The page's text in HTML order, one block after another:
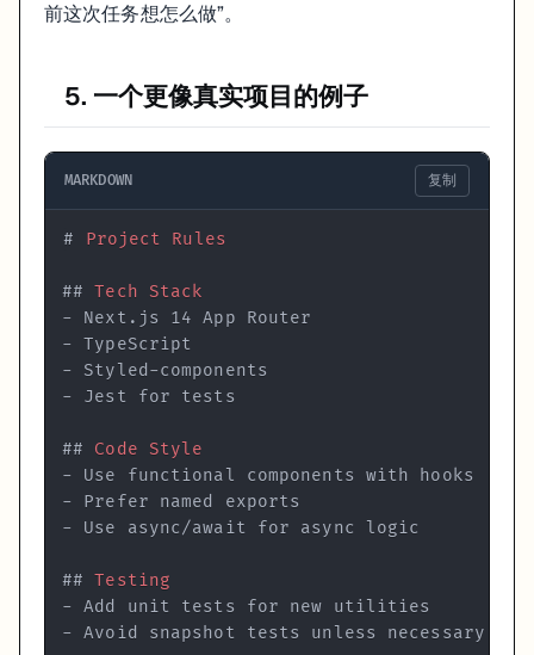
前这次任务想怎么做”。
5. 一个更像真实项目的例子
MARKDOWN 复制
# Project Rules
## Tech Stack
-
-
-
-
## Code Style
-
-
-
## Testing
-
-